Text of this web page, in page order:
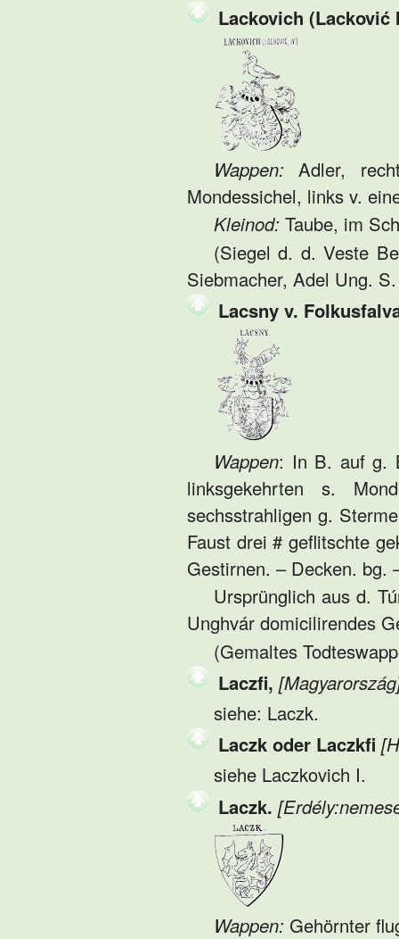
Lackovich (Lacković
Wappen: Adler,
Mondessichel, links v.
Kleinod: Taube, im
(Siegel d. d. Veste
Siebmacher, Adel Ung.
Lacsny v.
Wappen: In B. auf g.
linksgekehrten s.
sechsstrahligen g.
Faust drei # geflitschte
Gestirnen. – Decken. bg.
Ursprünglich aus d.
Unghvár domicilirendes
(Gemaltes
Laczfi,
siehe: Laczk.
Laczk oder Laczkfi
siehe Laczkovich I.
Laczk.
Wappen: Gehörnter